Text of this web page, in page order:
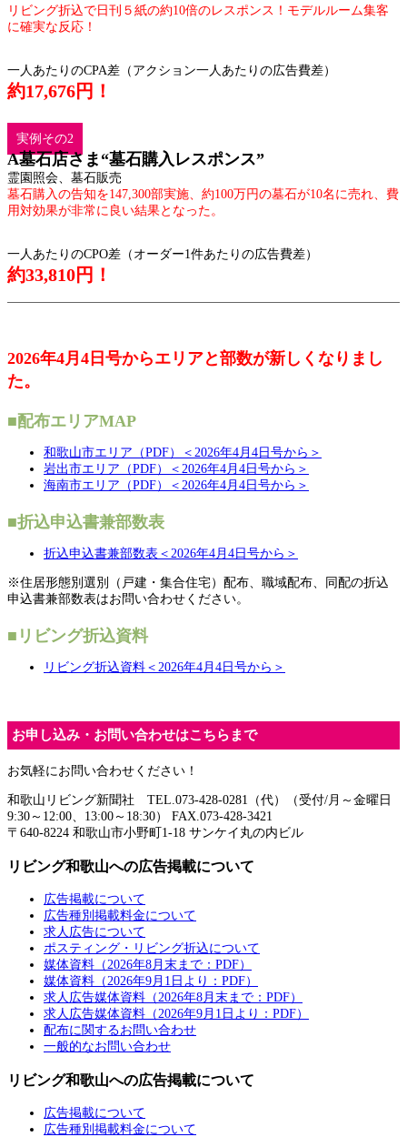
リビング折込で日刊５紙の約10倍のレスポンス！モデルルーム集客
に確実な反応！
一人あたりのCPA差（アクション一人あたりの広告費差）
約17,676円！
実例その2
A墓石店さま“墓石購入レスポンス”
霊園照会、墓石販売
墓石購入の告知を147,300部実施、約100万円の墓石が10名に売れ、費
用対効果が非常に良い結果となった。
一人あたりのCPO差（オーダー1件あたりの広告費差）
約33,810円！
2026年4月4日号からエリアと部数が新しくなりまし
た。
■配布エリアMAP
和歌山市エリア（PDF）＜2026年4月4日号から＞
岩出市エリア（PDF）＜2026年4月4日号から＞
海南市エリア（PDF）＜2026年4月4日号から＞
■折込申込書兼部数表
折込申込書兼部数表＜2026年4月4日号から＞
※住居形態別選別（戸建・集合住宅）配布、職域配布、同配の折込
申込書兼部数表はお問い合わせください。
■リビング折込資料
リビング折込資料＜2026年4月4日号から＞
お申し込み・お問い合わせはこちらまで
お気軽にお問い合わせください！
和歌山リビング新聞社 TEL.073-428-0281（代）（受付/月～金曜日
9:30～12:00、13:00～18:30） FAX.073-428-3421
〒640-8224 和歌山市小野町1-18 サンケイ丸の内ビル
リビング和歌山への広告掲載について
広告掲載について
広告種別掲載料金について
求人広告について
ポスティング・リビング折込について
媒体資料（2026年8月末まで：PDF）
媒体資料（2026年9月1日より：PDF）
求人広告媒体資料（2026年8月末まで：PDF）
求人広告媒体資料（2026年9月1日より：PDF）
配布に関するお問い合わせ
一般的なお問い合わせ
リビング和歌山への広告掲載について
広告掲載について
広告種別掲載料金について